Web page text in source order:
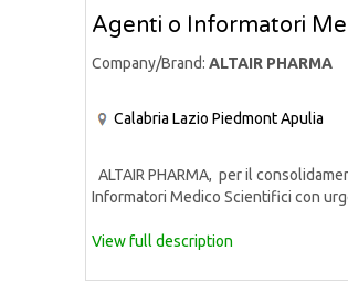
Agenti o Informatori
Company/Brand: ALTAIR PHARMA
Calabria Lazio PiedmontApulia
ALTAIR PHARMA, per il
Informatori Medico Scientifici con
View full description